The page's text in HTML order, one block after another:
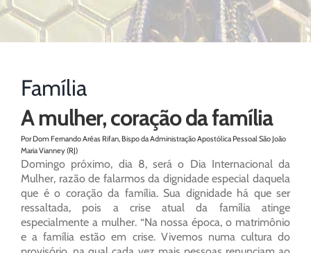
Família
A mulher, coração da família
Por Dom Fernando Arêas Rifan, Bispo da Administração Apostólica Pessoal São João
Maria Vianney (RJ)
Domingo próximo, dia 8, será o Dia Internacional da
Mulher, razão de falarmos da dignidade especial daquela
que é o coração da família. Sua dignidade há que ser
ressaltada, pois a crise atual da família atinge
especialmente a mulher. “Na nossa época, o matrimônio
e a família estão em crise. Vivemos numa cultura do